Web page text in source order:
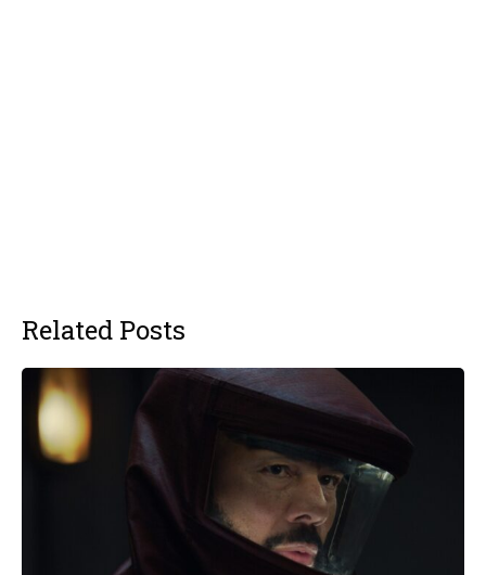
Related Posts